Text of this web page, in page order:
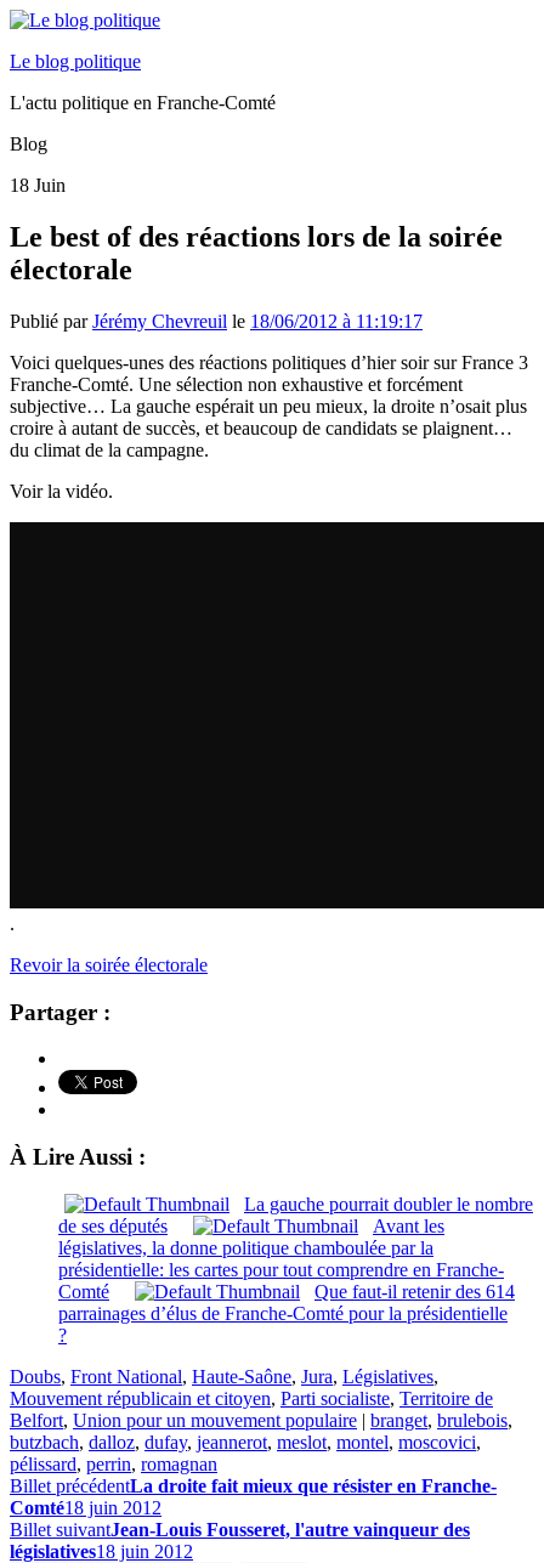
Le blog politique
L'actu politique en Franche-Comté
Blog
18 Juin
Le best of des réactions lors de la soirée
électorale
Publié parJérémy Chevreuil le 18/06/2012 à 11:19:17
Voici quelques-unes des réactions politiques d’hier soir sur France 3
Franche-Comté. Une sélection non exhaustive et forcément
subjective… La gauche espérait un peu mieux, la droite n’osait plus
croire à autant de succès, et beaucoup de candidats se plaignent…
du climat de la campagne.
Voir la vidéo.
.
Revoir la soirée électorale
Partager :
À Lire Aussi :
La gauche pourrait doubler le nombre
de ses députés
Avant les
législatives, la donne politique chamboulée par la
présidentielle: les cartes pour tout comprendre en Franche-
Comté
Que faut-il retenir des 614
parrainages d’élus de Franche-Comté pour la présidentielle
?
Doubs, Front National, Haute-Saône, Jura, Législatives,
Mouvement républicain et citoyen, Parti socialiste, Territoire de
Belfort, Union pour un mouvement populaire | branget, brulebois,
butzbach, dalloz, dufay, jeannerot, meslot, montel, moscovici,
pélissard, perrin, romagnan
Billet précédentLa droite fait mieux que résister en Franche-
Comté18 juin 2012
Billet suivantJean-Louis Fousseret, l'autre vainqueur des
législatives18 juin 2012